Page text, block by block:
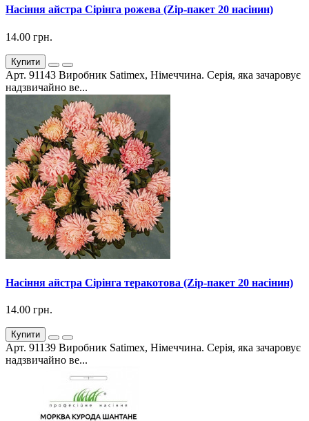
Насіння айстра Сірінга рожева (Zip-пакет 20 насінин)
14.00 грн.
Купити
Арт. 91143 Виробник Satimex, Німеччина. Серія, яка зачаровує
надзвичайно ве...
Насіння айстра Сірінга теракотова (Zip-пакет 20 насінин)
14.00 грн.
Купити
Арт. 91139 Виробник Satimex, Німеччина. Серія, яка зачаровує
надзвичайно ве...